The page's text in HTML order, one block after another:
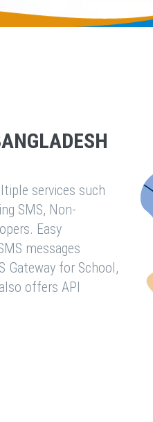
services such
SMS, Non-
Easy
messages
Gateway for School,
also offers API